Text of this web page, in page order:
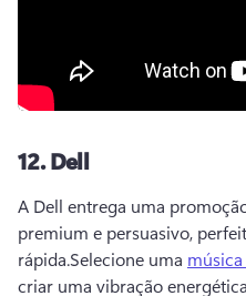
12.Dell
A Dell entrega uma
premium e persuasivo,
rápida.Selecione uma
criar uma vibração